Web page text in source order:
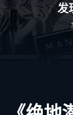
发